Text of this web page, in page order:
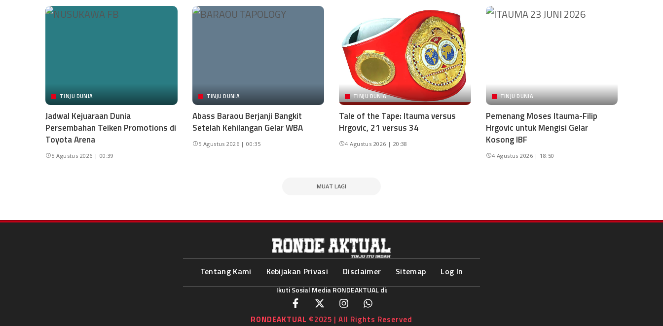
TINJU DUNIA
Jadwal Kejuaraan Dunia
Persembahan Teiken Promotions di
Toyota Arena
5 Agustus 2026 | 00:39
TINJU DUNIA
Abass Baraou Berjanji Bangkit
Setelah Kehilangan Gelar WBA
5 Agustus 2026 | 00:35
TINJU DUNIA
Tale of the Tape: Itauma versus
Hrgovic, 21 versus 34
4 Agustus 2026 | 20:38
TINJU DUNIA
Pemenang Moses Itauma-Filip
Hrgovic untuk Mengisi Gelar
Kosong IBF
4 Agustus 2026 | 18:50
MUAT LAGI
Tentang Kami Kebijakan Privasi Disclaimer Sitemap Log In
Ikuti Sosial Media RONDEAKTUAL di:
RONDEAKTUAL ©2025 | All Rights Reserved